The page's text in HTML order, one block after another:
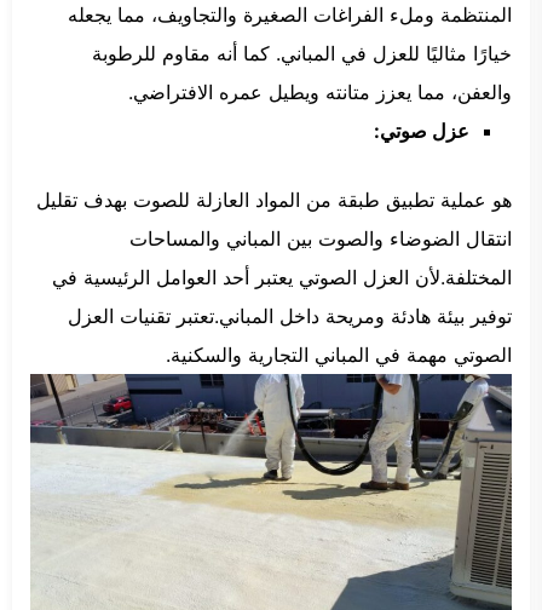
المنتظمة وملء الفراغات الصغيرة والتجاويف، مما يجعله
خيارًا مثاليًا للعزل في المباني. كما أنه مقاوم للرطوبة
والعفن، مما يعزز متانته ويطيل عمره الافتراضي.
عزل صوتي:
هو عملية تطبيق طبقة من المواد العازلة للصوت بهدف تقليل
انتقال الضوضاء والصوت بين المباني والمساحات
المختلفة.لأن العزل الصوتي يعتبر أحد العوامل الرئيسية في
توفير بيئة هادئة ومريحة داخل المباني.تعتبر تقنيات العزل
الصوتي مهمة في المباني التجارية والسكنية.